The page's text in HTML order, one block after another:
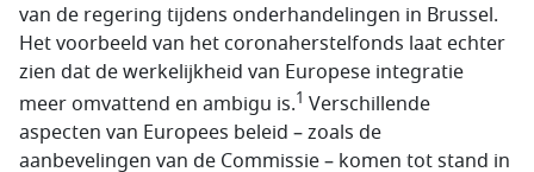
van de regering tijdens onderhandelingen in Brussel.
Het voorbeeld van het coronaherstelfonds laat echter
zien dat de werkelijkheid van Europese integratie
meer omvattend en ambigu is.1 Verschillende
aspecten van Europees beleid – zoals de
aanbevelingen van de Commissie – komen tot stand in